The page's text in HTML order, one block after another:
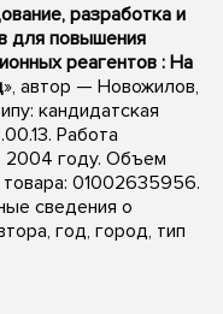
разработка и
для повышения
реагентов : На
», автор — Новожилов,
кандидатская
Работа
2004 году. Объем
товара: 01002635956.
сведения о
год, город, тип